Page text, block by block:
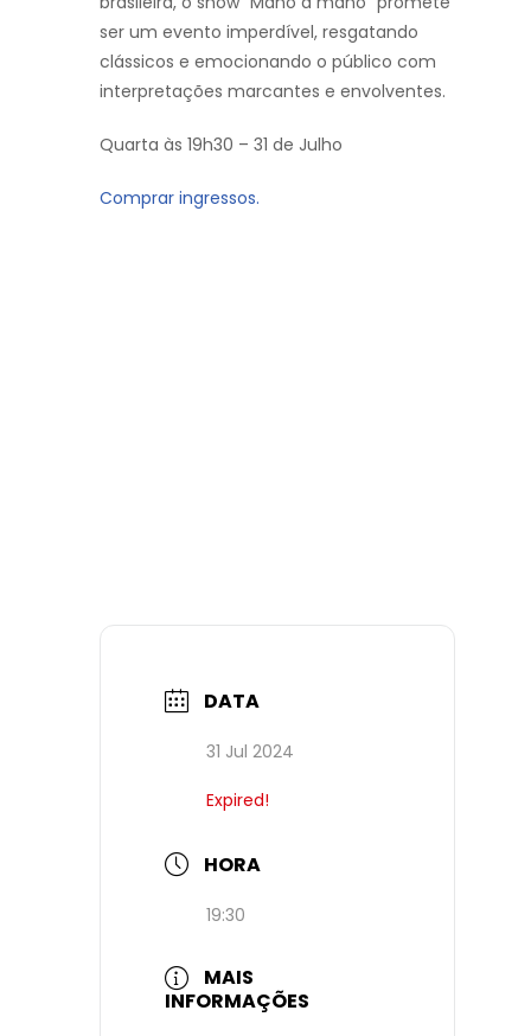
ser um evento imperdível, resgatando
clássicos e emocionando o público com
interpretações marcantes e envolventes.
Quarta às 19h30 – 31 de Julho
Comprar ingressos.
DATA
31 Jul 2024
Expired!
HORA
19:30
MAIS
INFORMAÇÕES